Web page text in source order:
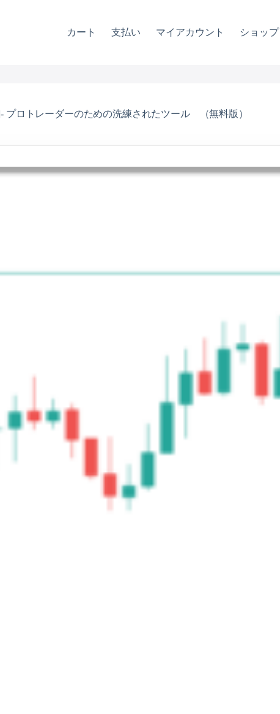
カート 支払い マイアカウント ショップ
プロトレーダーのための洗練されたツール （無料版）